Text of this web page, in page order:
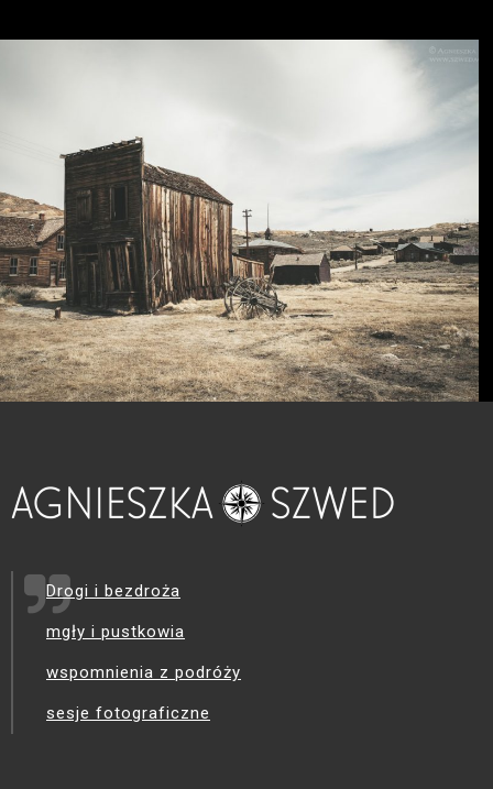
Drogi i bezdroża
mgły i pustkowia
wspomnienia z podróży
sesje fotograficzne